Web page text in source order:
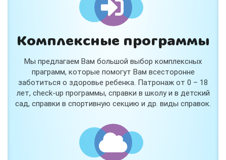
Комплексные программы
Мы предлагаем Вам большой выбор комплексных
праграмм, которые помогут Вам всесторонне
заботиться о здоровье ребенка. Патронаж от 0 – 18
лет, check-up программы, справки в школу и в детский
сад, справки в спортивную секцию и др. виды справок.